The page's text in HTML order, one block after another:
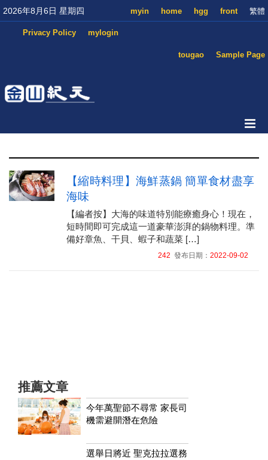
2026年8月6日 星期四 繁體
front
hgg
home
myin
mylogin
Privacy Policy
Sample Page
tougao
【縮時料理】海鮮蒸鍋 簡單食材盡享
海味
【編者按】大海的味道特別能療癒身心！現在，
短時間即可完成這一道豪華澎湃的鍋物料理。準
備好章魚、干貝、蝦子和蔬菜 […]
242 發布日期： 2022-09-02
推薦文章
今年萬聖節不尋常 家長司
機需避開潛在危險
選舉日將近 聖克拉拉選務